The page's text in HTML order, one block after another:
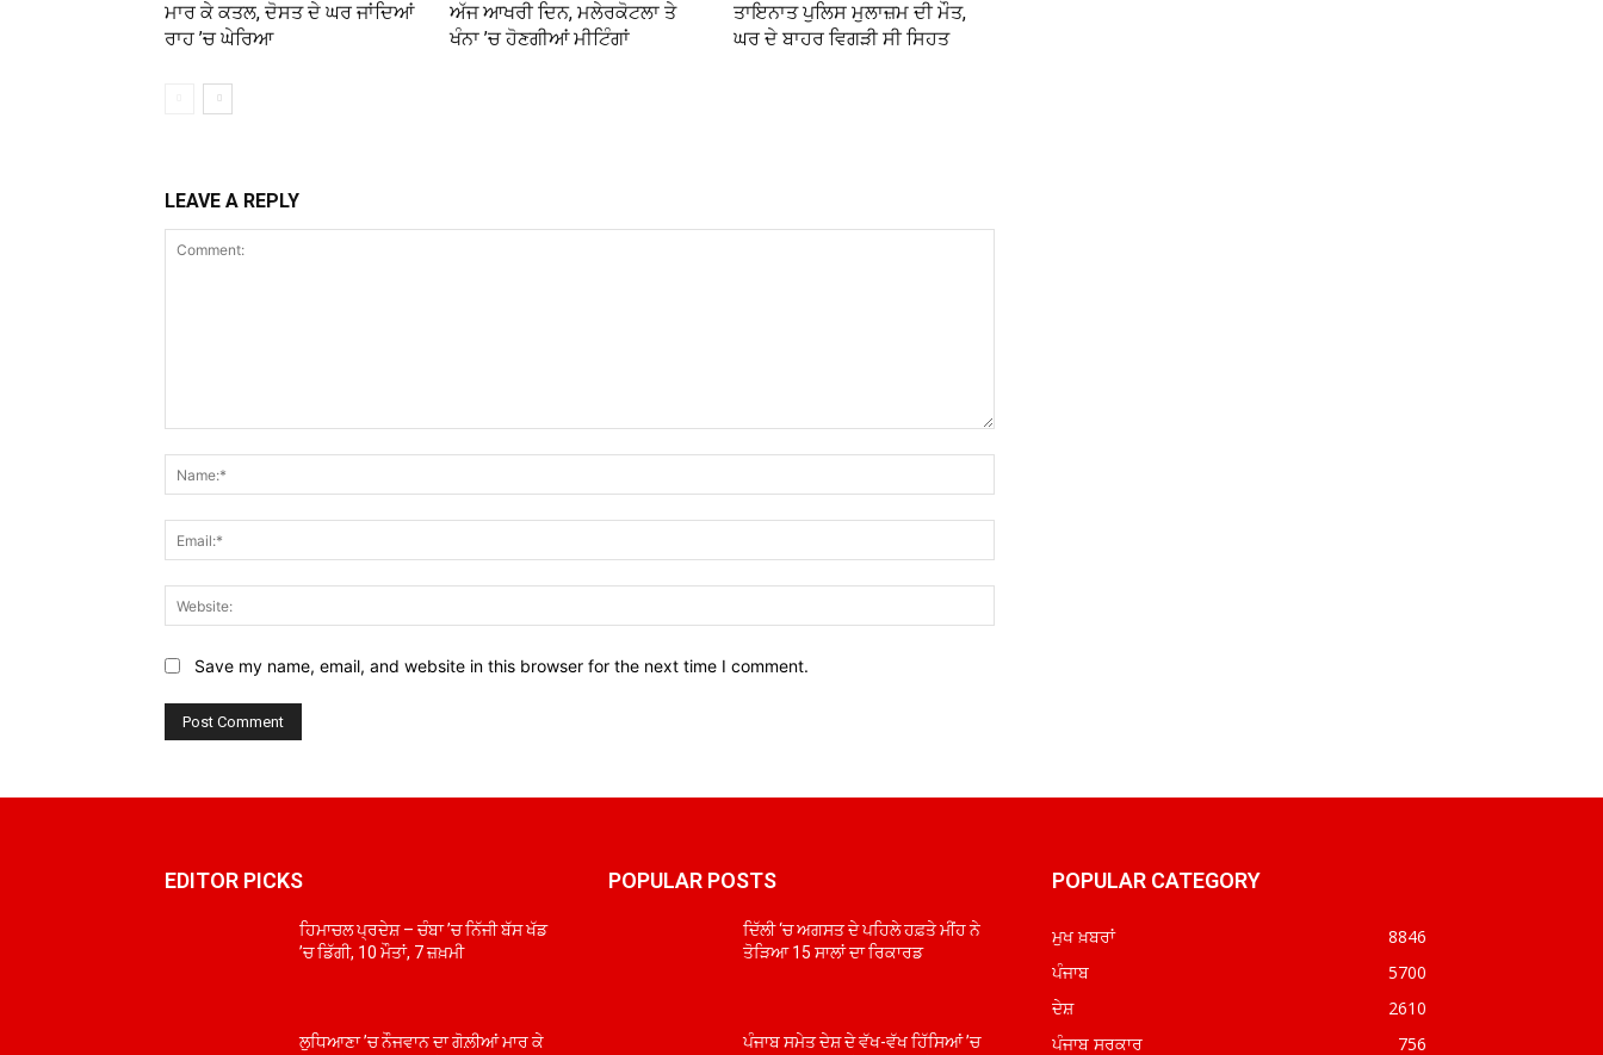
ਮਾਰ ਕੇ ਕਤਲ, ਦੋਸਤ ਦੇ ਘਰ ਜਾਂਦਿਆਂ
ਰਾਹ ’ਚ ਘੇਰਿਆ
ਅੱਜ ਆਖਰੀ ਦਿਨ, ਮਲੇਰਕੋਟਲਾ ਤੇ
ਖੰਨਾ ’ਚ ਹੋਣਗੀਆਂ ਮੀਟਿੰਗਾਂ
ਤਾਇਨਾਤ ਪੁਲਿਸ ਮੁਲਾਜ਼ਮ ਦੀ ਮੌਤ,
ਘਰ ਦੇ ਬਾਹਰ ਵਿਗੜੀ ਸੀ ਸਿਹਤ
LEAVE A REPLY
Save my name, email, and website in this browser for the next time I comment.
EDITOR PICKS
ਹਿਮਾਚਲ ਪ੍ਰਦੇਸ਼ – ਚੰਬਾ ’ਚ ਨਿੱਜੀ ਬੱਸ ਖੱਡ
’ਚ ਡਿੱਗੀ, 10 ਮੌਤਾਂ, 7 ਜ਼ਖ਼ਮੀ
ਲੁਧਿਆਣਾ ’ਚ ਨੌਜਵਾਨ ਦਾ ਗੋਲ਼ੀਆਂ ਮਾਰ ਕੇ
POPULAR POSTS
ਦਿੱਲੀ ‘ਚ ਅਗਸਤ ਦੇ ਪਹਿਲੇ ਹਫ਼ਤੇ ਮੀਂਹ ਨੇ
ਤੋੜਿਆ 15 ਸਾਲਾਂ ਦਾ ਰਿਕਾਰਡ
ਪੰਜਾਬ ਸਮੇਤ ਦੇਸ਼ ਦੇ ਵੱਖ-ਵੱਖ ਹਿੱਸਿਆਂ ’ਚ
POPULAR CATEGORY
ਮੁਖ ਖ਼ਬਰਾਂ
8846
ਪੰਜਾਬ
5700
ਦੇਸ਼
2610
ਪੰਜਾਬ ਸਰਕਾਰ
756